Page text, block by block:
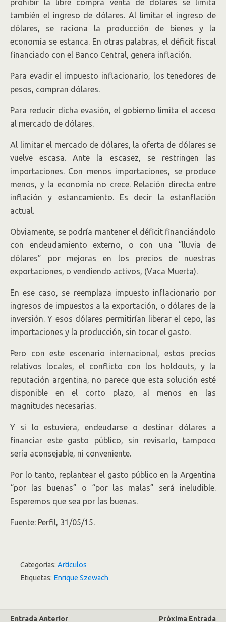
prohibir la libre compra venta de dólares se limita
también el ingreso de dólares. Al limitar el ingreso de
dólares, se raciona la producción de bienes y la
economía se estanca. En otras palabras, el déficit fiscal
financiado con el Banco Central, genera inflación.
Para evadir el impuesto inflacionario, los tenedores de
pesos, compran dólares.
Para reducir dicha evasión, el gobierno limita el acceso
al mercado de dólares.
Al limitar el mercado de dólares, la oferta de dólares se
vuelve escasa. Ante la escasez, se restringen las
importaciones. Con menos importaciones, se produce
menos, y la economía no crece. Relación directa entre
inflación y estancamiento. Es decir la estanflación
actual.
Obviamente, se podría mantener el déficit financiándolo
con endeudamiento externo, o con una “lluvia de
dólares” por mejoras en los precios de nuestras
exportaciones, o vendiendo activos, (Vaca Muerta).
En ese caso, se reemplaza impuesto inflacionario por
ingresos de impuestos a la exportación, o dólares de la
inversión. Y esos dólares permitirían liberar el cepo, las
importaciones y la producción, sin tocar el gasto.
Pero con este escenario internacional, estos precios
relativos locales, el conflicto con los holdouts, y la
reputación argentina, no parece que esta solución esté
disponible en el corto plazo, al menos en las
magnitudes necesarias.
Y si lo estuviera, endeudarse o destinar dólares a
financiar este gasto público, sin revisarlo, tampoco
sería aconsejable, ni conveniente.
Por lo tanto, replantear el gasto público en la Argentina
“por las buenas” o “por las malas” será ineludible.
Esperemos que sea por las buenas.
Fuente: Perfil, 31/05/15.
Categorías: Artículos
Etiquetas: Enrique Szewach
Entrada Anterior Próxima Entrada